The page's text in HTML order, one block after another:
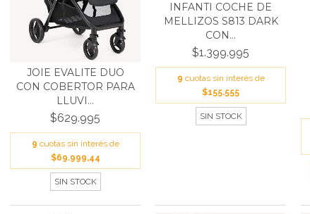
JOIE EVALITE DUO
CON COBERTOR PARA
LLUVI...
$629.995
9 cuotas sin interés de
$69.999,44
SIN STOCK
INFANTI COCHE DE
MELLIZOS S813 DARK
CON...
$1.399.995
9 cuotas sin interés de
$155.555
SIN STOCK